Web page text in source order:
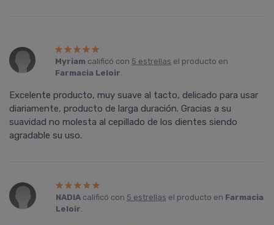
Myriam calificó con 5 estrellas el producto en
Farmacia Leloir.
Excelente producto, muy suave al tacto, delicado para usar
diariamente, producto de larga duración. Gracias a su
suavidad no molesta al cepillado de los dientes siendo
agradable su uso.
NADIA calificó con 5 estrellas el producto en Farmacia
Leloir.